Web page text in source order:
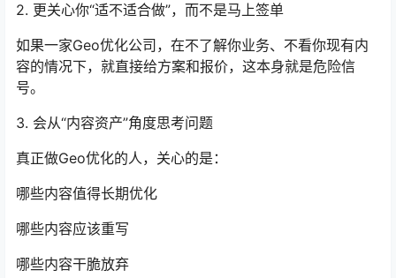
2. 更关心你“适不适合做”，而不是马上签单
如果一家Geo优化公司，在不了解你业务、不看你现有内
容的情况下，就直接给方案和报价，这本身就是危险信
号。
3. 会从“内容资产”角度思考问题
真正做Geo优化的人，关心的是：
哪些内容值得长期优化
哪些内容应该重写
哪些内容干脆放弃